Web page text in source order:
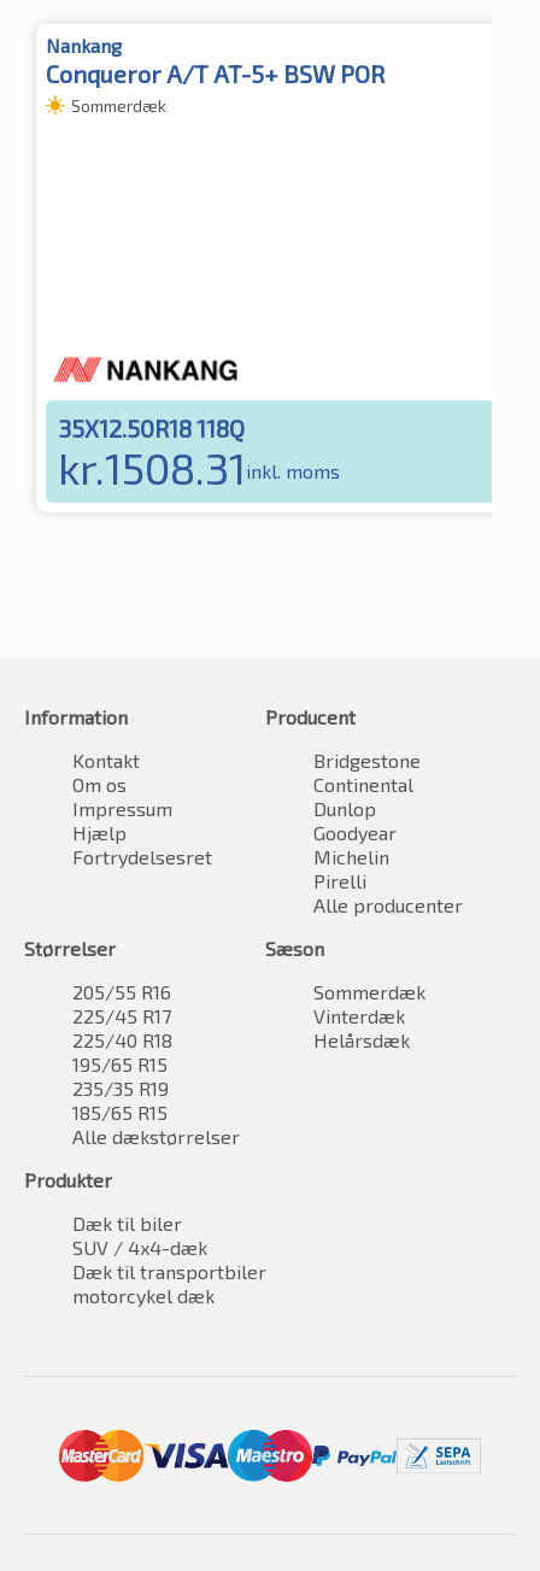
Nankang
Conqueror A/T AT-5+ BSW POR
Sommerdæk
35X12.50R18 118Q
kr.1508.31 inkl. moms
Information
Kontakt
Om os
Impressum
Hjælp
Fortrydelsesret
Producent
Bridgestone
Continental
Dunlop
Goodyear
Michelin
Pirelli
Alle producenter
Størrelser
205/55 R16
225/45 R17
225/40 R18
195/65 R15
235/35 R19
185/65 R15
Alle dækstørrelser
Sæson
Sommerdæk
Vinterdæk
Helårsdæk
Produkter
Dæk til biler
SUV / 4x4-dæk
Dæk til transportbiler
motorcykel dæk